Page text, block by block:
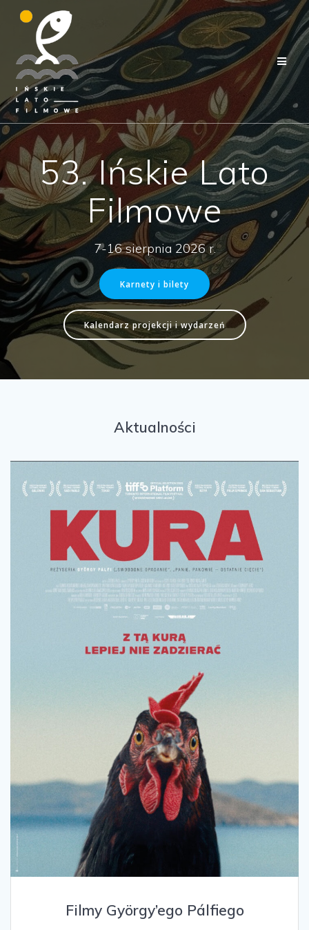
Przejdź
do
treści
53. Ińskie Lato
Filmowe
7-16 sierpnia 2026 r.
Karnety i bilety
Kalendarz projekcji i wydarzeń
Aktualności
Filmy György’ego Pálfiego